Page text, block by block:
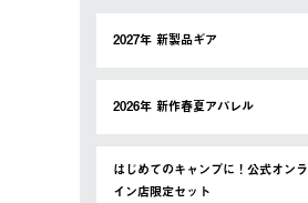
2027年 新製品ギア
2026年 新作春夏アパレル
はじめてのキャンプに！公式オンラ
イン店限定セット